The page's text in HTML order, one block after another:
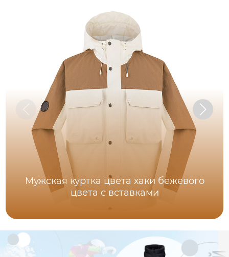
Мужская куртка цвета хаки бежевого
цвета с вставками